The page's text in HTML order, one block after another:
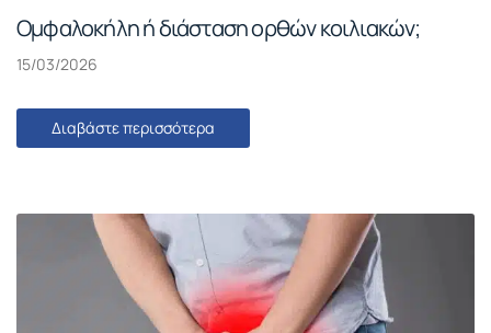
Ομφαλοκήλη ή διάσταση ορθών κοιλιακών;
15/03/2026
Διαβάστε περισσότερα